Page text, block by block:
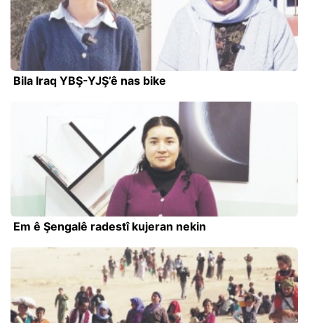
Bila Iraq YBŞ-YJŞ’ê nas bike
Em ê Şengalê radestî kujeran nekin